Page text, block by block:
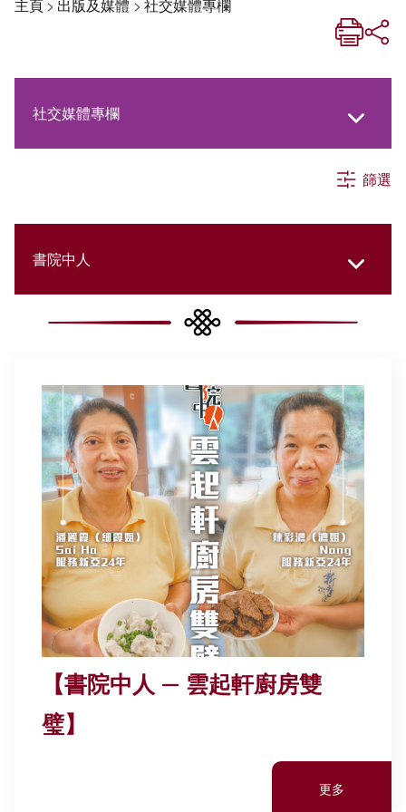
主頁> 出版及媒體 > 社交媒體專欄
社交媒體專欄
《新亞．新知》
《新亞簡訊》
《新亞書院概覽》
其他書院出版
新亞影集
影片庫
篩選
書院中人
所有分類
當年今日
我們的校史館
書院遊蹤
新亞人．情
【書院中人 — 雲起軒廚房雙
璧】
更多